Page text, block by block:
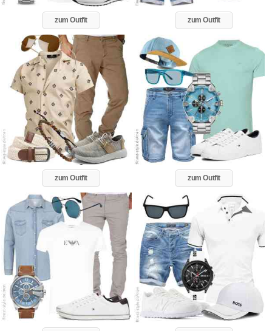
zum Outfit zum Outfit
zum Outfit zum Outfit